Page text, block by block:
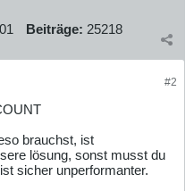
Beiträge: 25218
#2
brauchst, ist
lösung, sonst musst du
sicher unperformanter.